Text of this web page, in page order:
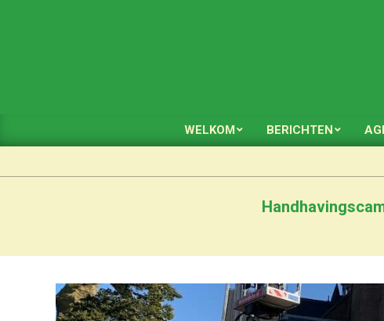
WELKOM BERICHTEN